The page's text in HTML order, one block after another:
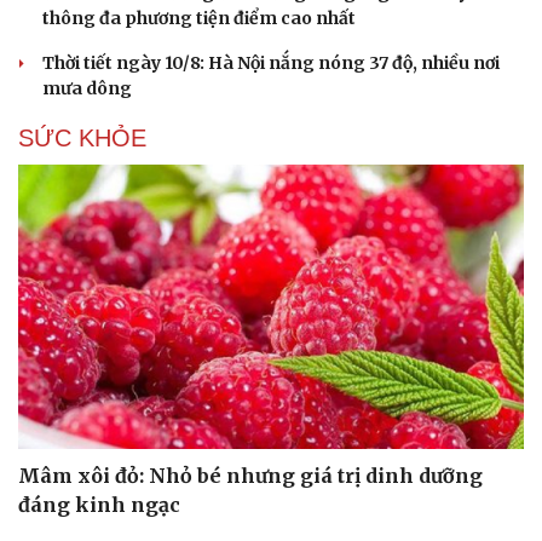
thông đa phương tiện điểm cao nhất
Thời tiết ngày 10/8: Hà Nội nắng nóng 37 độ, nhiều nơi
mưa dông
SỨC KHỎE
Mâm xôi đỏ: Nhỏ bé nhưng giá trị dinh dưỡng
đáng kinh ngạc